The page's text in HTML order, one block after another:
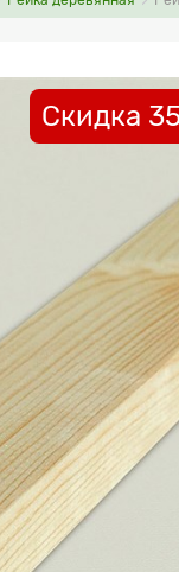
Скидка